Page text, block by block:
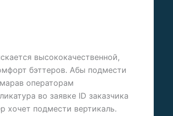
высококачественной,
бэттеров. Абы подмести
операторам
во заявке ID заказчика
хочет подмести вертикаль.